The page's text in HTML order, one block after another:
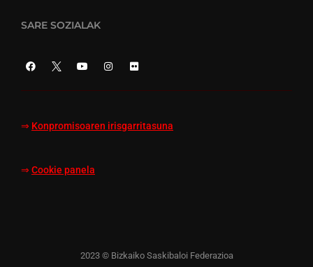
SARE SOZIALAK
⇒ Konpromisoaren irisgarritasuna
⇒ Cookie panela
2023 © Bizkaiko Saskibaloi Federazioa